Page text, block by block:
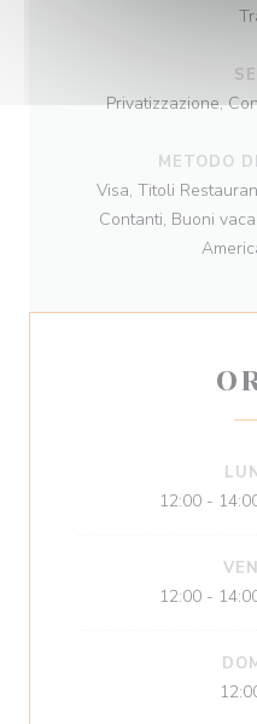
Privatizzazione,
METODO
Visa, Titoli
Contanti, Buoni
12:00 -
VEN
12:00 -